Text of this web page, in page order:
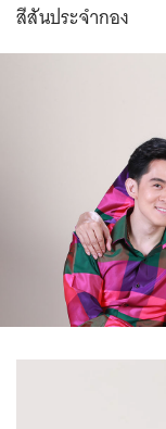
สีสันประจำกอง